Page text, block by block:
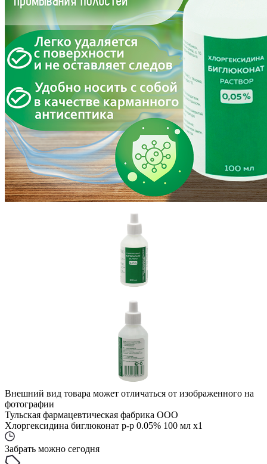
Внешний вид товара может отличаться от изображенного на
фотографии
Тульская фармацевтическая фабрика ООО
Хлоргексидина биглюконат р-р 0.05% 100 мл x1
Забрать можно сегодня